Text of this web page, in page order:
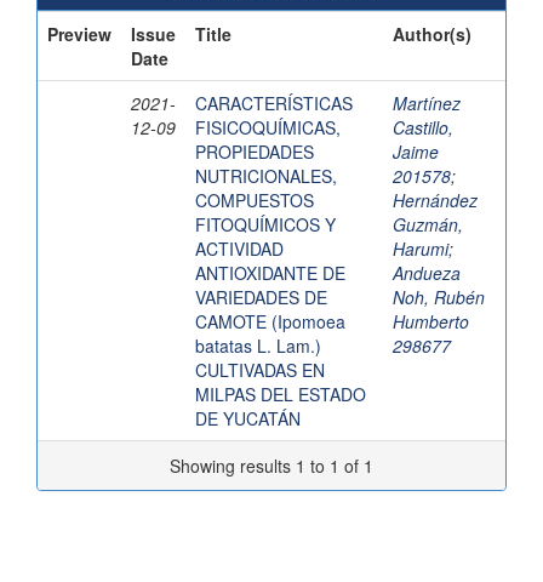
Preview
Issue
Date
Title Author(s)
2021-
12-09
CARACTERÍSTICAS
FISICOQUÍMICAS,
PROPIEDADES
NUTRICIONALES,
COMPUESTOS
FITOQUÍMICOS Y
ACTIVIDAD
ANTIOXIDANTE DE
VARIEDADES DE
CAMOTE (Ipomoea
batatas L. Lam.)
CULTIVADAS EN
MILPAS DEL ESTADO
DE YUCATÁN
Martínez
Castillo,
Jaime
201578;
Hernández
Guzmán,
Harumi;
Andueza
Noh, Rubén
Humberto
298677
Showing results 1 to 1 of 1